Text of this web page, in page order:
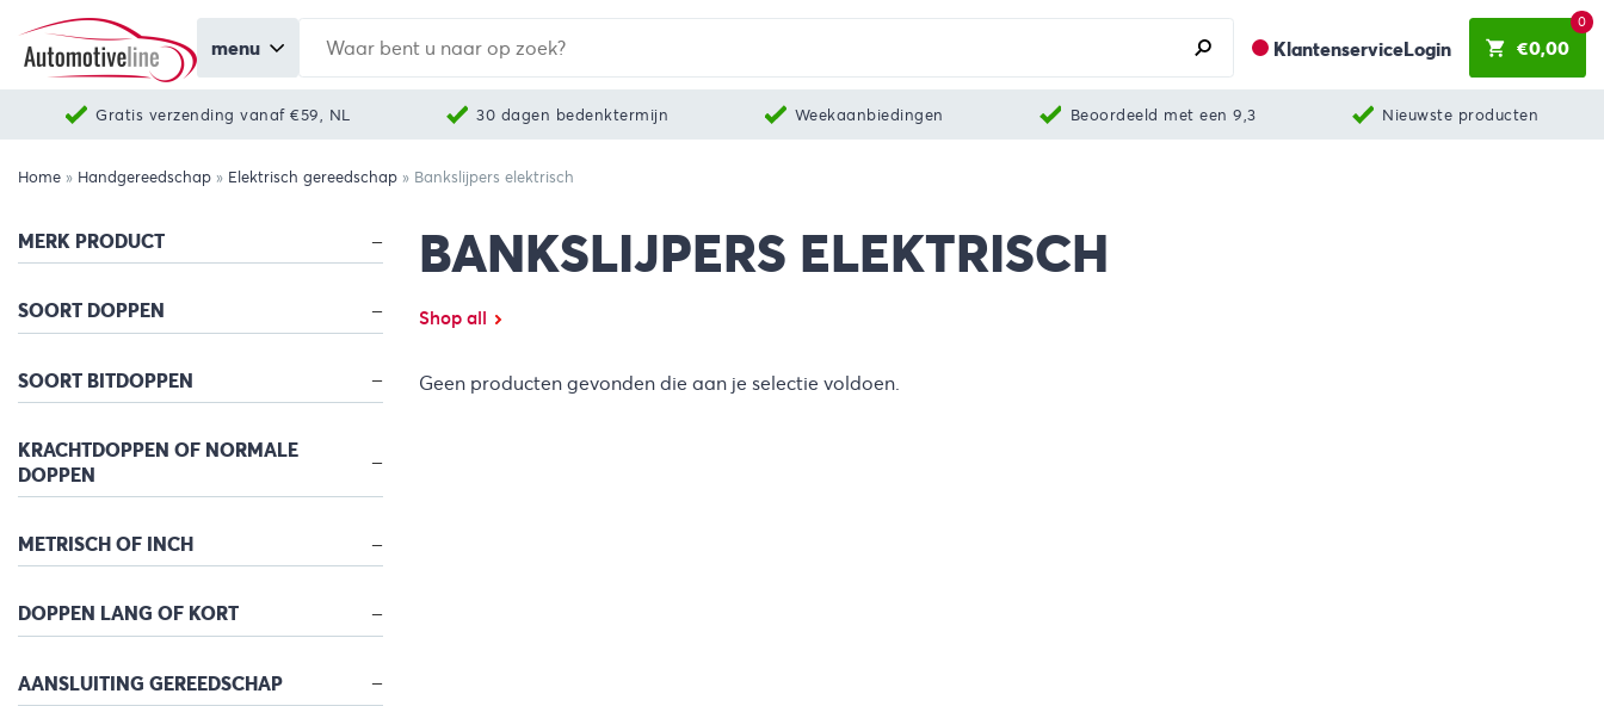
menu KlantenserviceLogin €0,00
0
Gratis verzending vanaf €59, NL 30 dagen bedenktermijn Weekaanbiedingen Beoordeeld met een 9,3 Nieuwste producten
Home » Handgereedschap » Elektrisch gereedschap » Bankslijpers elektrisch
MERK PRODUCT
SOORT DOPPEN
SOORT BITDOPPEN
KRACHTDOPPEN OF NORMALE
DOPPEN
METRISCH OF INCH
DOPPEN LANG OF KORT
AANSLUITING GEREEDSCHAP
BANKSLIJPERS ELEKTRISCH
Shop all
Geen producten gevonden die aan je selectie voldoen.